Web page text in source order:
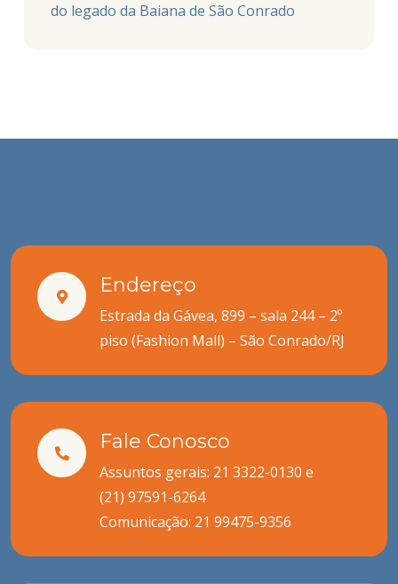
do legado da Baiana de São Conrado
Endereço
Estrada da Gávea, 899 – sala 244 – 2º
piso (Fashion Mall) – São Conrado/RJ
Fale Conosco
Assuntos gerais: 21 3322-0130 e
(21) 97591-6264
Comunicação: 21 99475-9356